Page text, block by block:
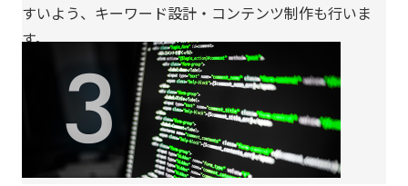
すいよう、キーワード設計・コンテンツ制作も行いま
す。